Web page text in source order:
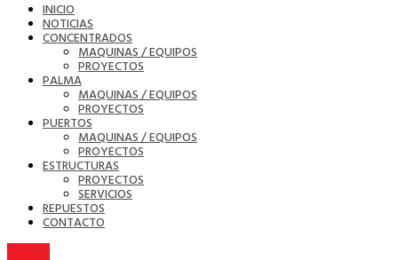
INICIO
NOTICIAS
CONCENTRADOS
MAQUINAS / EQUIPOS
PROYECTOS
PALMA
MAQUINAS / EQUIPOS
PROYECTOS
PUERTOS
MAQUINAS / EQUIPOS
PROYECTOS
ESTRUCTURAS
PROYECTOS
SERVICIOS
REPUESTOS
CONTACTO